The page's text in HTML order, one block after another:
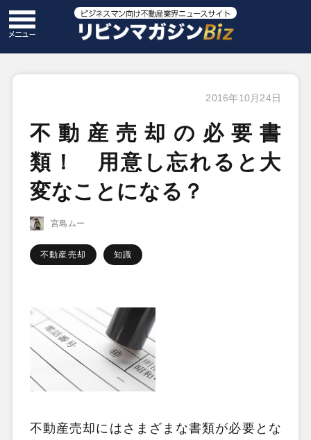
2016年10月24日
不動産売却の必要書
類！ 用意し忘れると大
変なことになる？
宮島ムー
不動産売却 知識
不動産売却にはさまざまな書類が必要とな